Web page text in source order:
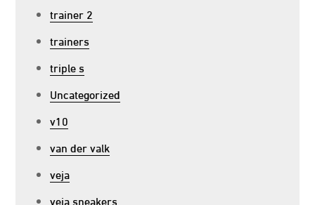
trainer 2
trainers
triple s
Uncategorized
v10
van der valk
veja
veja sneakers